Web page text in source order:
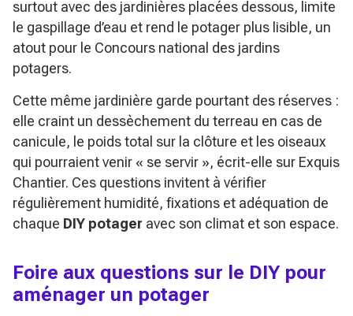
surtout avec des jardinières placées dessous, limite
le gaspillage d’eau et rend le potager plus lisible, un
atout pour le Concours national des jardins
potagers.
Cette même jardinière garde pourtant des réserves :
elle craint un dessèchement du terreau en cas de
canicule, le poids total sur la clôture et les oiseaux
qui pourraient venir « se servir », écrit-elle sur Exquis
Chantier. Ces questions invitent à vérifier
régulièrement humidité, fixations et adéquation de
chaque DIY potager avec son climat et son espace.
Foire aux questions sur le DIY pour
aménager un potager